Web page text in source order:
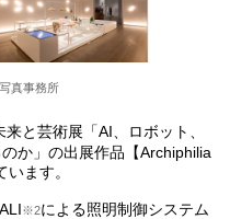
真事務所
来と芸術展「AI、ロボット、
か」の出展作品【Archiphilia
ます。
※2による照明制御システム